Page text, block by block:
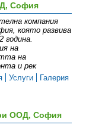
София
компания
която развива
година.
на
на
и рек
Услуги Галерия
ООД, София